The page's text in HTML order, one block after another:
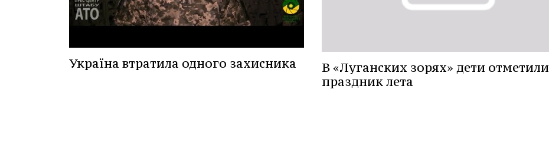
Україна втратила одного захисника
В «Луганских зорях» дети отметили
праздник лета